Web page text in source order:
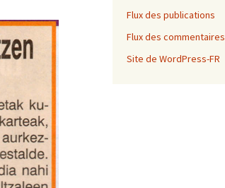
Flux des publications
Flux des commentaires
Site de WordPress-FR